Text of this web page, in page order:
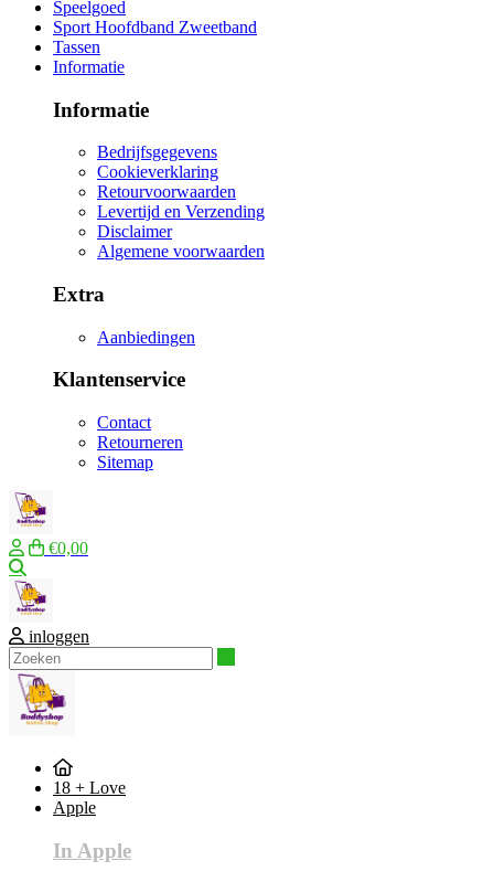
Speelgoed
Sport Hoofdband Zweetband
Tassen
Informatie
Informatie
Bedrijfsgegevens
Cookieverklaring
Retourvoorwaarden
Levertijd en Verzending
Disclaimer
Algemene voorwaarden
Extra
Aanbiedingen
Klantenservice
Contact
Retourneren
Sitemap
€0,00
inloggen
18 + Love
Apple
In Apple